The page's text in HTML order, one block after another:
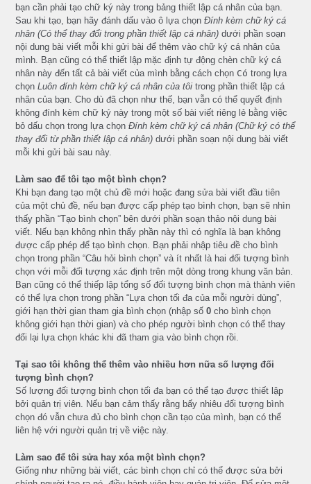
bạn cần phải tạo chữ ký này trong bảng thiết lập cá nhân của bạn.
Sau khi tạo, bạn hãy đánh dấu vào ô lựa chọnĐính kèm chữ ký cá
nhân (Có thể thay đổi trong phần thiết lập cá nhân) dưới phần soạn
nội dung bài viết mỗi khi gửi bài để thêm vào chữ ký cá nhân của
mình. Bạn cũng có thể thiết lập mặc định tự động chèn chữ ký cá
nhân này đến tất cả bài viết của mình bằng cách chọn Có trong lựa
chọnLuôn đính kèm chữ ký cá nhân của tôi trong phần thiết lập cá
nhân của bạn. Cho dù đã chọn như thế, bạn vẫn có thể quyết định
không đính kèm chữ ký này trong một số bài viết riêng lẻ bằng việc
bỏ dấu chọn trong lựa chọnĐính kèm chữ ký cá nhân (Chữ ký có thể
thay đổi từ phần thiết lập cá nhân) dưới phần soạn nội dung bài viết
mỗi khi gửi bài sau này.
Làm sao để tôi tạo một bình chọn?
Khi bạn đang tạo một chủ đề mới hoặc đang sửa bài viết đầu tiên
của một chủ đề, nếu bạn được cấp phép tạo bình chọn, bạn sẽ nhìn
thấy phần “Tạo bình chọn” bên dưới phần soạn thảo nội dung bài
viết. Nếu bạn không nhìn thấy phần này thì có nghĩa là bạn không
được cấp phép để tạo bình chọn. Bạn phải nhập tiêu đề cho bình
chọn trong phần “Câu hỏi bình chọn” và ít nhất là hai đối tượng bình
chọn với mỗi đối tượng xác định trên một dòng trong khung văn bản.
Bạn cũng có thể thiếp lập tổng số đối tượng bình chọn mà thành viên
có thể lựa chọn trong phần “Lựa chọn tối đa của mỗi người dùng”,
giới hạn thời gian tham gia bình chọn (nhập số0 cho bình chọn
không giới hạn thời gian) và cho phép người bình chọn có thể thay
đổi lại lựa chọn khác khi đã tham gia vào bình chọn rồi.
Tại sao tôi không thể thêm vào nhiều hơn nữa số lượng đối
tượng bình chọn?
Số lượng đối tượng bình chọn tối đa bạn có thể tạo được thiết lập
bởi quản trị viên. Nếu bạn cảm thấy rằng bấy nhiêu đối tượng bình
chọn đó vẫn chưa đủ cho bình chọn cần tạo của mình, bạn có thể
liên hệ với người quản trị về việc này.
Làm sao để tôi sửa hay xóa một bình chọn?
Giống như những bài viết, các bình chọn chỉ có thể được sửa bởi